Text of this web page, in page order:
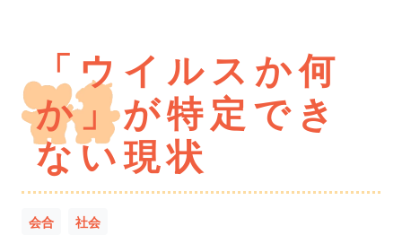
「ウイルスか何
か」が特定でき
ない現状
会合 社会